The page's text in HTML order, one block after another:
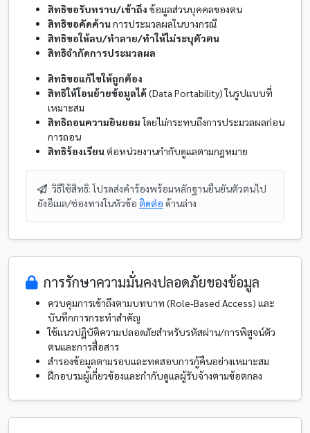
สิทธิขอรับทราบ/เข้าถึง ข้อมูลส่วนบุคคลของตน
สิทธิขอคัดค้านการประมวลผลในบางกรณี
สิทธิขอให้ลบ/ทำลาย/ทำให้ไม่ระบุตัวตน
สิทธิจำกัดการประมวลผล
สิทธิขอแก้ไขให้ถูกต้อง
สิทธิให้โอนย้ายข้อมูลได้(Data Portability) ในรูปแบบที่
เหมาะสม
สิทธิถอนความยินยอมโดยไม่กระทบถึงการประมวลผลก่อน
การถอน
สิทธิร้องเรียนต่อหน่วยงานกำกับดูแลตามกฎหมาย
วิธีใช้สิทธิ: โปรดส่งคำร้องพร้อมหลักฐานยืนยันตัวตนไป
ยังอีเมล/ช่องทางในหัวข้อ ติดต่อ ด้านล่าง
การรักษาความมั่นคงปลอดภัยของข้อมูล
ควบคุมการเข้าถึงตามบทบาท (Role-Based Access) และ
บันทึกการกระทำสำคัญ
ใช้แนวปฏิบัติความปลอดภัยสำหรับรหัสผ่าน/การพิสูจน์ตัว
ตนและการสื่อสาร
สำรองข้อมูลตามรอบและทดสอบการกู้คืนอย่างเหมาะสม
ฝึกอบรมผู้เกี่ยวข้องและกำกับดูแลผู้รับจ้างตามข้อตกลง